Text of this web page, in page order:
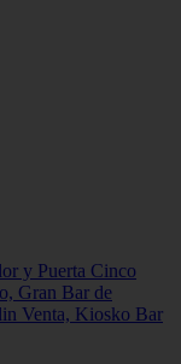
y Puerta Cinco
Gran Bar de
Venta, Kiosko Bar